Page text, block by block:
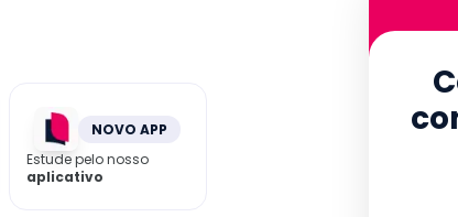
NOVO APP
Estude pelo nosso
aplicativo